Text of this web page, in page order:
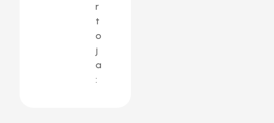
r
t
o
j
a
: